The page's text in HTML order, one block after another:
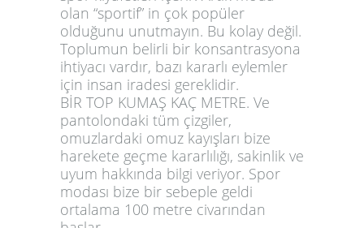
olan “sportif” in çok popüler
olduğunu unutmayın. Bu kolay değil.
Toplumun belirli bir konsantrasyona
ihtiyacı vardır, bazı kararlı eylemler
için insan iradesi gereklidir.
BİR TOP KUMAŞ KAÇ METRE. Ve
pantolondaki tüm çizgiler,
omuzlardaki omuz kayışları bize
harekete geçme kararlılığı, sakinlik ve
uyum hakkında bilgi veriyor. Spor
modası bize bir sebeple geldi
ortalama 100 metre civarından